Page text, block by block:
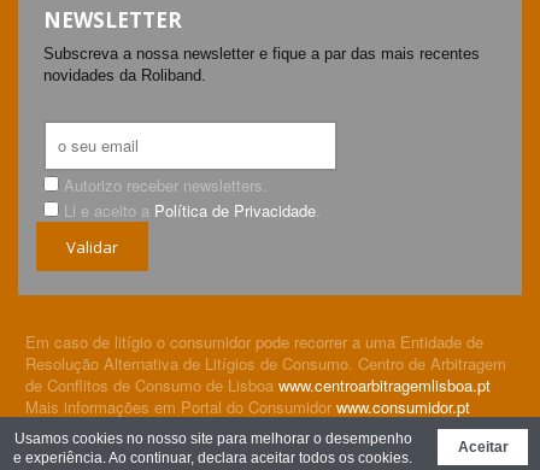
Usamos cookies no nosso site para melhorar o desempenho
e experiência. Ao continuar, declara aceitar todos os cookies.
Aceitar
NEWSLETTER
Subscreva a nossa newsletter e fique a par das mais recentes
novidades da Roliband.
Autorizo receber newsletters.
Li e aceito a Política de Privacidade.
Validar
Em caso de litígio o consumidor pode recorrer a uma Entidade de
Resolução Alternativa de Litígios de Consumo. Centro de Arbitragem
de Conflitos de Consumo de Lisboa www.centroarbitragemlisboa.pt
Mais informações em Portal do Consumidor www.consumidor.pt
© Roliband Embalagens, Lda 2026. All rights reserved. Política
de Privacidade